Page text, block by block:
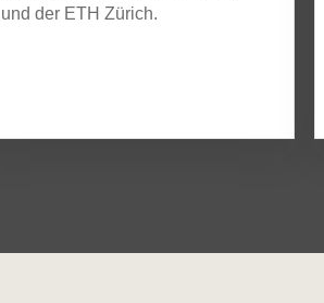
und der ETH Zürich.